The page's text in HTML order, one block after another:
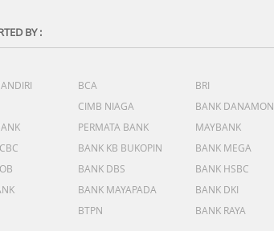
BY :
BCA
BRI
CIMB NIAGA
BANK DANAMON
PERMATA BANK
MAYBANK
BANK KB BUKOPIN
BANK MEGA
BANK DBS
BANK HSBC
BANK MAYAPADA
BANK DKI
BTPN BANK RAYA